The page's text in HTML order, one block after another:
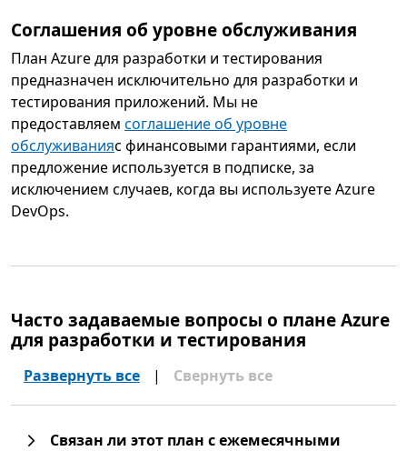
Соглашения об уровне обслуживания
План Azure для разработки и тестирования
предназначен исключительно для разработки и
тестирования приложений. Мы не
предоставляем соглашение об уровне
обслуживанияс финансовыми гарантиями, если
предложение используется в подписке, за
исключением случаев, когда вы используете Azure
DevOps.
Часто задаваемые вопросы о плане Azure
для разработки и тестирования
Развернуть все | Свернуть все
Связан ли этот план с ежемесячными